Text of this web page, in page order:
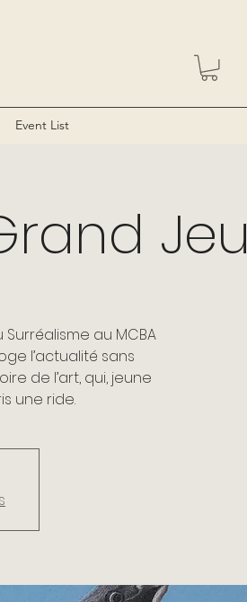
Event List
Jeu
au MCBA
l’actualité sans
de l’art, qui, jeune
une ride.